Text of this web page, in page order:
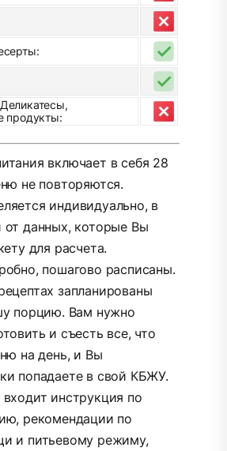
продукты:
включает в себя 28
не повторяются.
индивидуально, в
от данных, которые Вы
для расчета.
пошагово расписаны.
запланированы
порцию. Вам нужно
и съесть все, что
на день, и Вы
попадаете в свой КБЖУ.
инструкция по
рекомендации по
и питьевому режиму,